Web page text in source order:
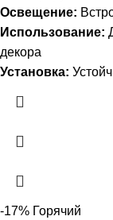
Освещение:
Использование:
декора
Установка:
-17% Горячий